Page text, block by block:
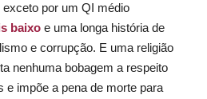
exceto por um QI médio
baixoe uma longa história de
e corrupção. E uma religião
nenhuma bobagem a respeito
e impõe a pena de morte para